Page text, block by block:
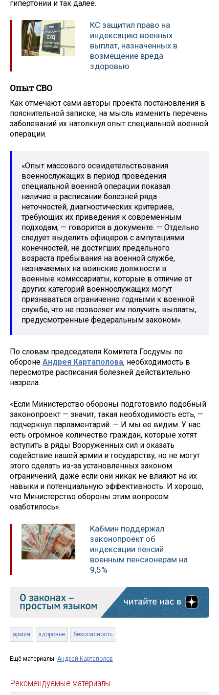
гипертонии и так далее.
КС защитил право на
индексацию военных
выплат, назначенных в
возмещение вреда
здоровью
Опыт СВО
Как отмечают сами авторы проекта постановления в
пояснительной записке, на мысль изменить перечень
заболеваний их натолкнул опыт специальной военной
операции.
«Опыт массового освидетельствования
военнослужащих в период проведения
специальной военной операции показал
наличие в расписании болезней ряда
неточностей, диагностических критериев,
требующих их приведения к современным
подходам, — говорится в документе. — Отдельно
следует выделить офицеров с ампутациями
конечностей, не достигших предельного
возраста пребывания на военной службе,
назначаемых на воинские должности в
военные комиссариаты, которые в отличие от
других категорий военнослужащих могут
признаваться ограниченно годными к военной
службе, что не позволяет им получить выплаты,
предусмотренные федеральным законом».
По словам председателя Комитета Госдумы по
обороне Андрея Картаполова, необходимость в
пересмотре расписания болезней действительно
назрела.
«Если Министерство обороны подготовило подобный
законопроект — значит, такая необходимость есть, —
подчеркнул парламентарий. — И мы ее видим. У нас
есть огромное количество граждан, которые хотят
вступить в ряды Вооруженных сил и оказать
содействие нашей армии и государству, но не могут
этого сделать из-за установленных законом
ограничений, даже если они никак не влияют на их
навыки и потенциальную эффективность. И хорошо,
что Министерство обороны этим вопросом
озаботилось».
Кабмин поддержал
законопроект об
индексации пенсий
военным пенсионерам на
9,5%
армия здоровье безопасность
Ещё материалы: Андрей Картаполов
Рекомендуемые материалы